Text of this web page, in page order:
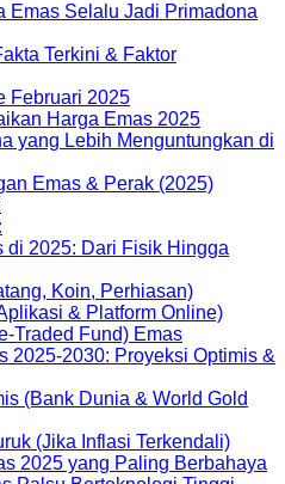
Emas Selalu Jadi Primadona
Terkini & Faktor
Februari 2025
Harga Emas 2025
yang Lebih Menguntungkan di
Emas & Perak (2025)
di 2025: Dari Fisik Hingga
Koin, Perhiasan)
& Platform Online)
Traded Fund) Emas
2025-2030: Proyeksi Optimis &
(Bank Dunia & World Gold
(Jika Inflasi Terkendali)
2025 yang Paling Berbahaya